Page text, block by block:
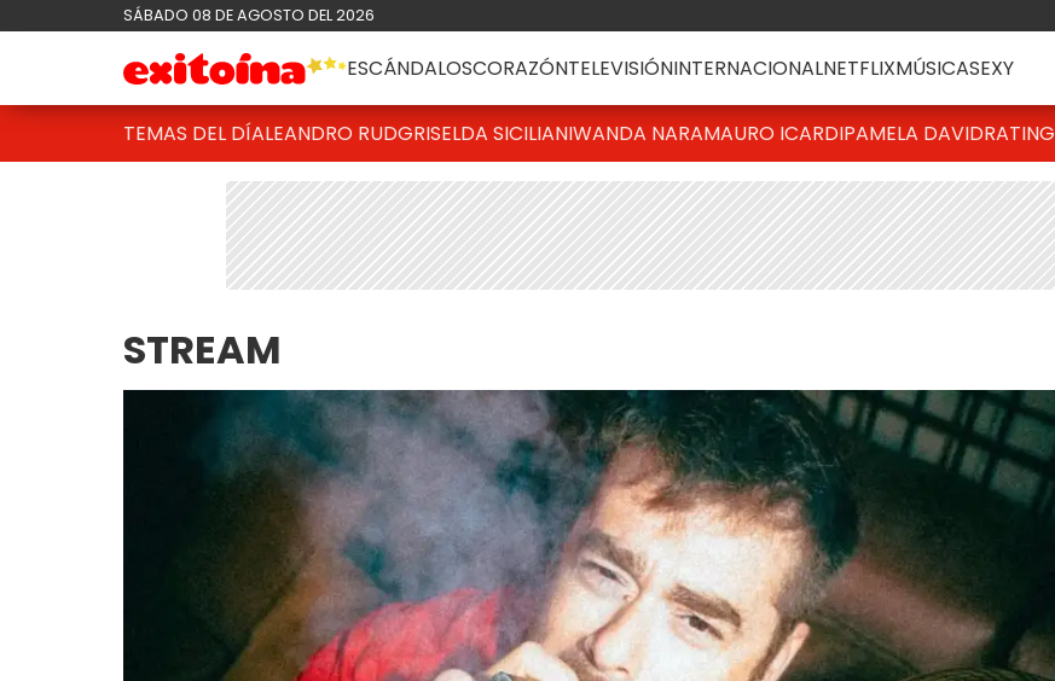
SÁBADO 08 DE AGOSTO DEL 2026
ESCÁNDALOSCORAZÓNTELEVISIÓNINTERNACIONALNETFLIXMÚSICASEXY
TEMAS DEL DÍALEANDRO RUDGRISELDA SICILIANIWANDA NARAMAURO ICARDIPAMELA DAVIDRATING
STREAM